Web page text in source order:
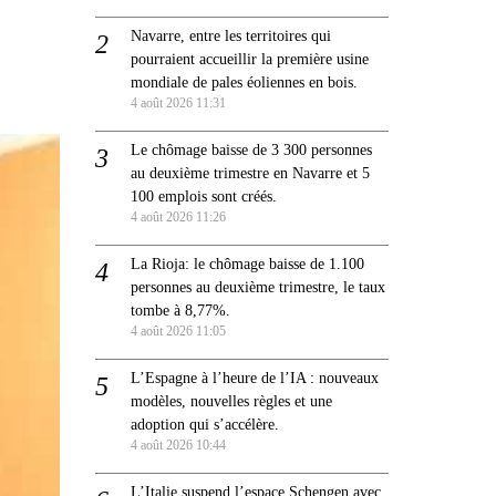
Navarre, entre les territoires qui
pourraient accueillir la première usine
mondiale de pales éoliennes en bois.
4 août 2026 11:31
Le chômage baisse de 3 300 personnes
au deuxième trimestre en Navarre et 5
100 emplois sont créés.
4 août 2026 11:26
La Rioja: le chômage baisse de 1.100
personnes au deuxième trimestre, le taux
tombe à 8,77%.
4 août 2026 11:05
L’Espagne à l’heure de l’IA : nouveaux
modèles, nouvelles règles et une
adoption qui s’accélère.
4 août 2026 10:44
L’Italie suspend l’espace Schengen avec